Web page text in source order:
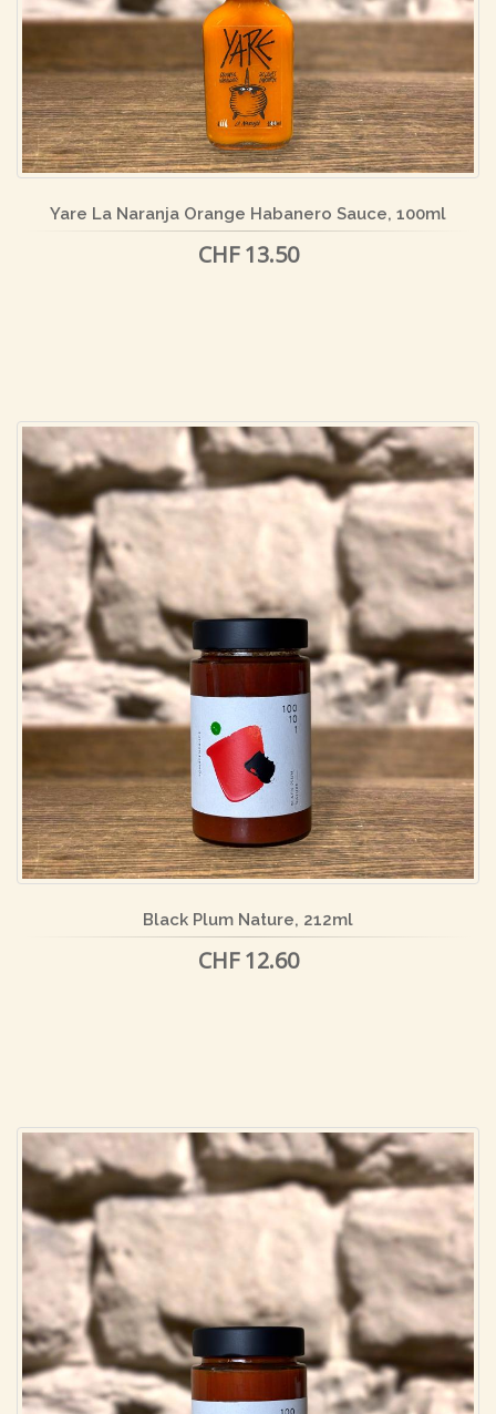
Yare La Naranja Orange Habanero Sauce, 100ml
CHF 13.50
Black Plum Nature, 212ml
CHF 12.60